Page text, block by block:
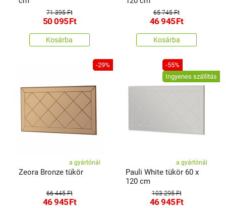
71 395 Ft
50 095Ft
Kosárba
65 745 Ft
46 945Ft
Kosárba
-29%
a gyártónál
Zeora Bronze tükör
66 445 Ft
46 945Ft
-55%
Ingyenes szállítás
a gyártónál
Pauli White tükör 60 x
120 cm
103 295 Ft
46 945Ft